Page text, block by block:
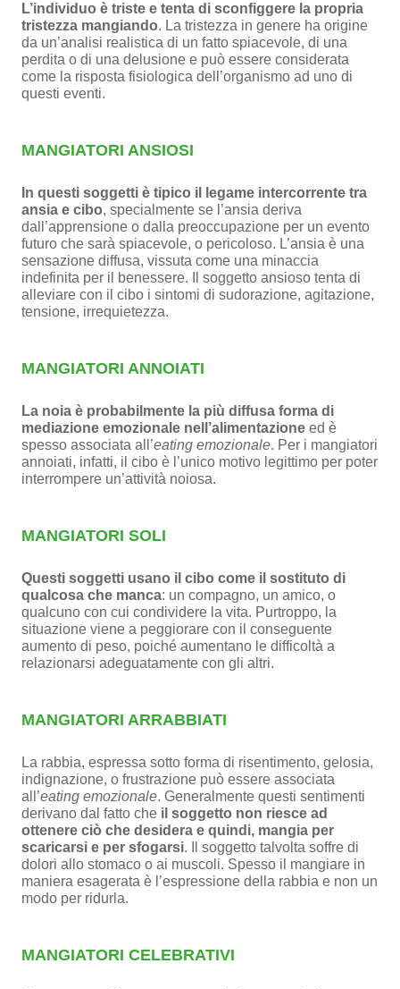
L’individuo è triste e tenta di sconfiggere la propria
tristezza mangiando. La tristezza in genere ha origine
da un’analisi realistica di un fatto spiacevole, di una
perdita o di una delusione e può essere considerata
come la risposta fisiologica dell’organismo ad uno di
questi eventi.
MANGIATORI ANSIOSI
In questi soggetti è tipico il legame intercorrente tra
ansia e cibo, specialmente se l’ansia deriva
dall’apprensione o dalla preoccupazione per un evento
futuro che sarà spiacevole, o pericoloso. L’ansia è una
sensazione diffusa, vissuta come una minaccia
indefinita per il benessere. Il soggetto ansioso tenta di
alleviare con il cibo i sintomi di sudorazione, agitazione,
tensione, irrequietezza.
MANGIATORI ANNOIATI
La noia è probabilmente la più diffusa forma di
mediazione emozionale nell’alimentazione ed è
spesso associata all’eating emozionale. Per i mangiatori
annoiati, infatti, il cibo è l’unico motivo legittimo per poter
interrompere un’attività noiosa.
MANGIATORI SOLI
Questi soggetti usano il cibo come il sostituto di
qualcosa che manca: un compagno, un amico, o
qualcuno con cui condividere la vita. Purtroppo, la
situazione viene a peggiorare con il conseguente
aumento di peso, poiché aumentano le difficoltà a
relazionarsi adeguatamente con gli altri.
MANGIATORI ARRABBIATI
La rabbia, espressa sotto forma di risentimento, gelosia,
indignazione, o frustrazione può essere associata
all’eating emozionale. Generalmente questi sentimenti
derivano dal fatto che il soggetto non riesce ad
ottenere ciò che desidera e quindi, mangia per
scaricarsi e per sfogarsi. Il soggetto talvolta soffre di
dolori allo stomaco o ai muscoli. Spesso il mangiare in
maniera esagerata è l’espressione della rabbia e non un
modo per ridurla.
MANGIATORI CELEBRATIVI